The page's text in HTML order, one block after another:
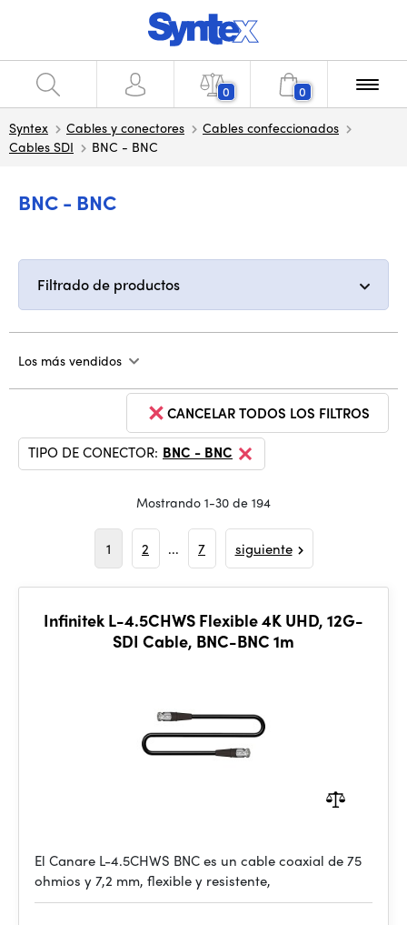
0 0
Syntex Cables y conectores
Cables confeccionados
Cables SDI
BNC - BNC
BNC - BNC
Filtrado de productos
Los más vendidos
CANCELAR TODOS LOS FILTROS
TIPO DE CONECTOR: BNC - BNC
Mostrando 1-30 de 194
1 2 ... 7 siguiente
Infinitek L-4.5CHWS Flexible 4K UHD, 12G-
SDI Cable, BNC-BNC 1m
El Canare L-4.5CHWS BNC es un cable coaxial de 75
ohmios y 7,2 mm, flexible y resistente,